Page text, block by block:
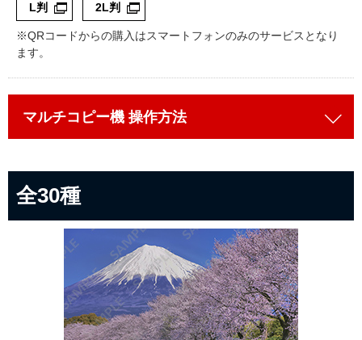
保険
コインランドリー（店舗限定）
自転車シェアリング（店舗限定）
モバイルWi-Fiバッテリーシェアリング（店舗限定）
荷物預かりサービス「ecbocloakエクボクローク」（店舗限定）
パウダースペース ラブン（店舗限定）
ソフトバンクギフト
セブン‐イレブンの「商品力」
セブン-イレブンの歴史
L判 2L判
※QRコードからの購入はスマートフォンのみのサービスとなり
ます。
マルチコピー機 操作方法
全30種